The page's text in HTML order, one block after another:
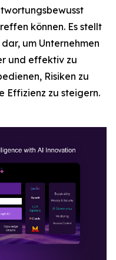
können. Es stellt
um Unternehmen
und effektiv zu
Risiken zu
Effizienz zu steigern.